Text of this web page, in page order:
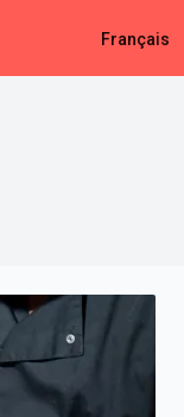
Français